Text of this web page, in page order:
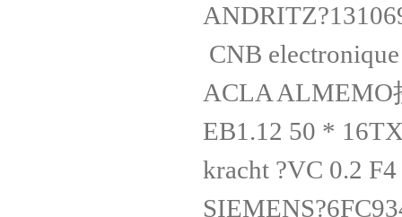
CNB
ACLA
EB1.12 50 *
kracht ?VC